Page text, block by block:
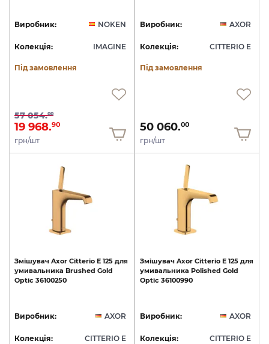
Виробник: NOKEN
Колекція: IMAGINE
Під замовлення
57 054.00
19 968.90
грн/шт
Виробник: AXOR
Колекція: CITTERIO E
Під замовлення
50 060.00
грн/шт
Змішувач Axor Citterio E 125 для
умивальника Brushed Gold
Optic 36100250
Виробник: AXOR
Колекція: CITTERIO E
Змішувач Axor Citterio E 125 для
умивальника Polished Gold
Optic 36100990
Виробник: AXOR
Колекція: CITTERIO E